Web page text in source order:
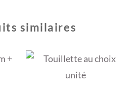
similaires